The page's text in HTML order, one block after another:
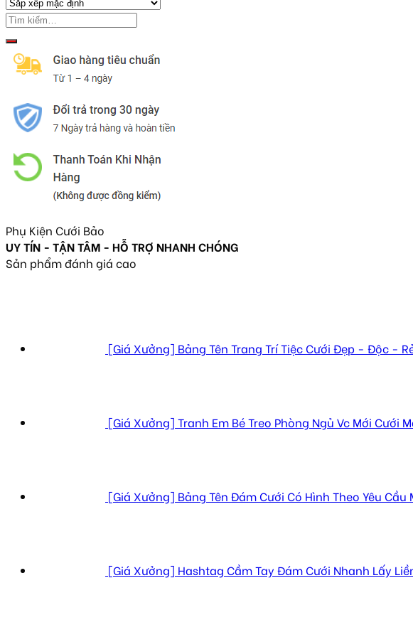
Phụ Kiện Cưới Bảo
UY TÍN - TẬN TÂM - HỖ TRỢ NHANH CHÓNG
Sản phẩm đánh giá cao
[Giá Xưởng] Bảng Tên Trang Trí Tiệc Cưới Đẹp - Độc -
[Giá Xưởng] Tranh Em Bé Treo Phòng Ngủ Vc Mới Cưới
[Giá Xưởng] Bảng Tên Đám Cưới Có Hình Theo Yêu Cầu
[Giá Xưởng] Hashtag Cầm Tay Đám Cưới Nhanh Lấy